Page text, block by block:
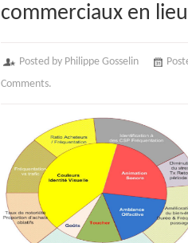
commerciaux en
Posted by Philippe Gosselin
Comments.